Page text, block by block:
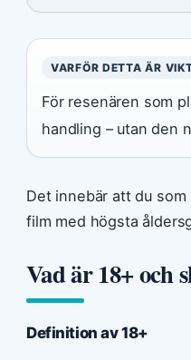
VARFÖR DETTA ÄR
För resenären som
handling – utan den
Det innebär att du
film med högsta
Vad är 18+ och
Definition av 18+